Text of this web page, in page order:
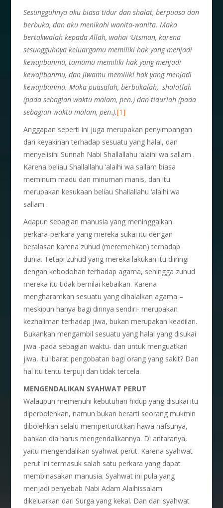
Sesungguhnya aku biasa tidur dan shalat, berpuasa dan
berbuka, dan aku menikahi wanita-wanita. Maka
bertakwalah kepada Allah, wahai ‘Utsman, karena
sesungguhnya keluargamu memiliki hak yang menjadi
kewajibanmu, tamumu memiliki hak yang menjadi
kewajibanmu, dan jiwamu memiliki hak yang menjadi
kewajibanmu. Maka puasalah, berbukalah, shalatlah
(pada sebagian waktu malam, pen.) dan tidurlah (pada
sebagian waktu malam, pen.).[1]
Anggapan seperti ini juga merupakan penyimpangan
dari keyakinan terhadap sesuatu yang halal, dan
menyelisihi Sunnah Nabi Shallallahu ‘alaihi wa sallam .
Karena beliau Shallallahu ‘alaihi wa sallam biasa
meminum madu dan minuman manis, dan itu
merupakan kesukaan beliau Shallallahu ‘alaihi wa
sallam .
Adapun sebagian manusia yang meninggalkan
perkara-perkara yang mereka sukai itu dengan
beralasan karena zuhud (meremehkan) terhadap
dunia. Tetapi zuhud yang mereka lakukan itu diiringi
dengan kebodohan terhadap agama, sehingga zuhud
mereka itu tidak bernilai kebaikan. Karena
mengharamkan sesuatu yang dihalalkan agama –
meskipun hanya bagi dirinya sendiri- merupakan
kezhaliman terhadap jiwa, bukan merupakan keadilan.
Bukankah mengambil sesuatu yang halal yang disukai
jiwa -pada sebagian waktu- dan untuk menguatkan
jiwa, itu ibarat pengobatan bagi orang yang sakit? Dan
hal itu tentu terpuji dan tidak tercela.
MENGENDALIKAN SYAHWAT PERUT
Walaupun memenuhi kebutuhan hidup yang disukai itu
diperbolehkan, namun bukan berarti seorang mukmin
dibolehkan selalu memperturutkan hawa nafsunya,
bahkan dia harus mengendalikannya. Di antaranya,
yaitu mengendalikan syahwat perut. Karena syahwat
perut ini termasuk salah satu perkara yang dapat
membinasakan manusia. Syahwat ini pula yang
menjadi penyebab Nabi Adam Alaihissalam
dikeluarkan dari Surga yang kekal. Dan dari syahwat